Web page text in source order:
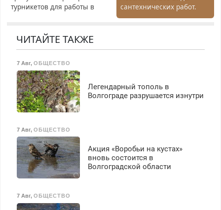
турникетов для работы в
Прием по ТК РФ. График
З/п – до 96000 рублей до
вычета налогов.
Ежемесячно
выплачивается денежная
премия. Возможно
бесплатное обучение,
работа инспектором по
транспортной
безопасности с з/п до
125000 руб.
сантехнических работ.
Быстро. Качественно.
ЧИТАЙТЕ ТАКЖЕ
7 Авг, ОБЩЕСТВО
Легендарный тополь в
Волгограде разрушается изнутри
7 Авг, ОБЩЕСТВО
Акция «Воробьи на кустах»
вновь состоится в
Волгоградской области
7 Авг, ОБЩЕСТВО